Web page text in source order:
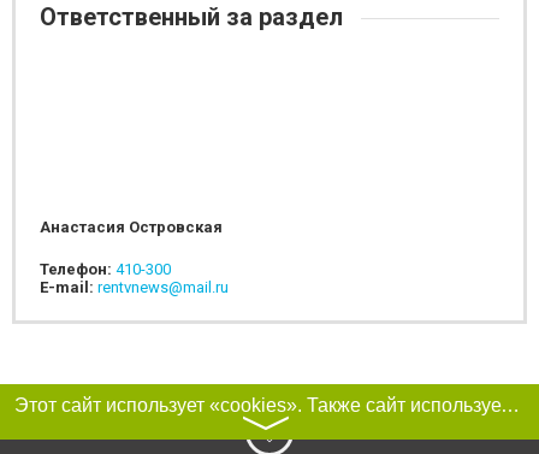
Ответственный за раздел
Анастасия Островская
Телефон: 410-300
E-mail: rentvnews@mail.ru
Этот сайт использует «cookies». Также сайт использует интернет-сервис для сбора технических данных касательно посетителей с целью получения маркетинговой и статистической информации. Условия обработки данных посетителей сайта см.
〉